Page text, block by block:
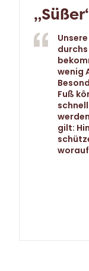
durchs
wenig
Fuß
gilt: